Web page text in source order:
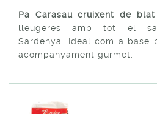
Pa Carasau cruixent de blat
lleugeres amb tot el
Sardenya. Ideal com a base
acompanyament gurmet.